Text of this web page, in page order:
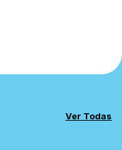
Ver Todas